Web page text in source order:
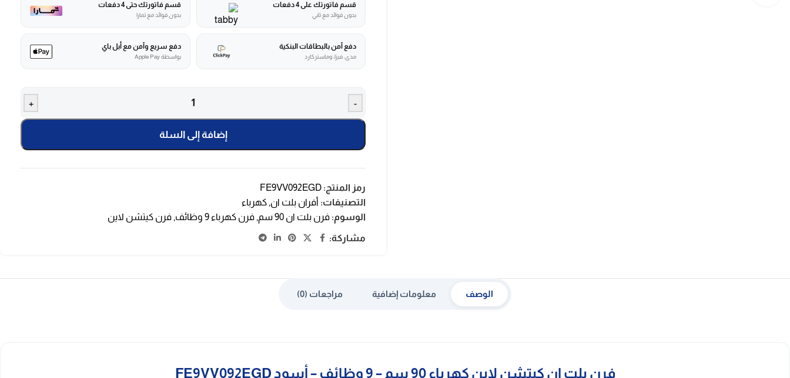
قسم فاتورتك على 4 دفعات
بدون فوائد مع تابي
قسم فاتورتك حتى 4 دفعات
بدون فوائد مع تمارا
دفع آمن بالبطاقات البنكية
مدى، فيزا، وماستركارد
دفع سريع وآمن مع أبل باي
بواسطة Apple Pay
-
+
إضافة إلى السلة
رمز المنتج: FE9VV092EGD
التصنيفات: أفران بلت ان, كهرباء
الوسوم: فرن بلت ان 90 سم , فرن كهرباء 9 وظائف , فرن كيتشن لاين
مشاركة:
الوصف معلومات إضافية مراجعات (0)
فرن بلت ان كيتشن لاين كهرباء 90 سم – 9 وظائف – أسود FE9VV092EGD